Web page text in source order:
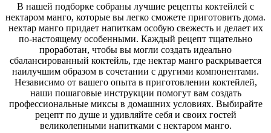
В нашей подборке собраны лучшие рецепты коктейлей с
нектаром манго, которые вы легко сможете приготовить дома.
нектар манго придает напиткам особую свежесть и делает их
по-настоящему особенными. Каждый рецепт тщательно
проработан, чтобы вы могли создать идеально
сбалансированный коктейль, где нектар манго раскрывается
наилучшим образом в сочетании с другими компонентами.
Независимо от вашего опыта в приготовлении коктейлей,
наши пошаговые инструкции помогут вам создать
профессиональные миксы в домашних условиях. Выбирайте
рецепт по душе и удивляйте себя и своих гостей
великолепными напитками с нектаром манго.